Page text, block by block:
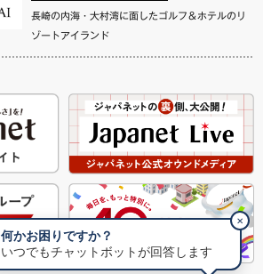
長崎の内海・大村湾に面したゴルフ＆ホテルのリ
ゾートアイランド
何かお困りですか？
いつでもチャットボットが回答します
✕